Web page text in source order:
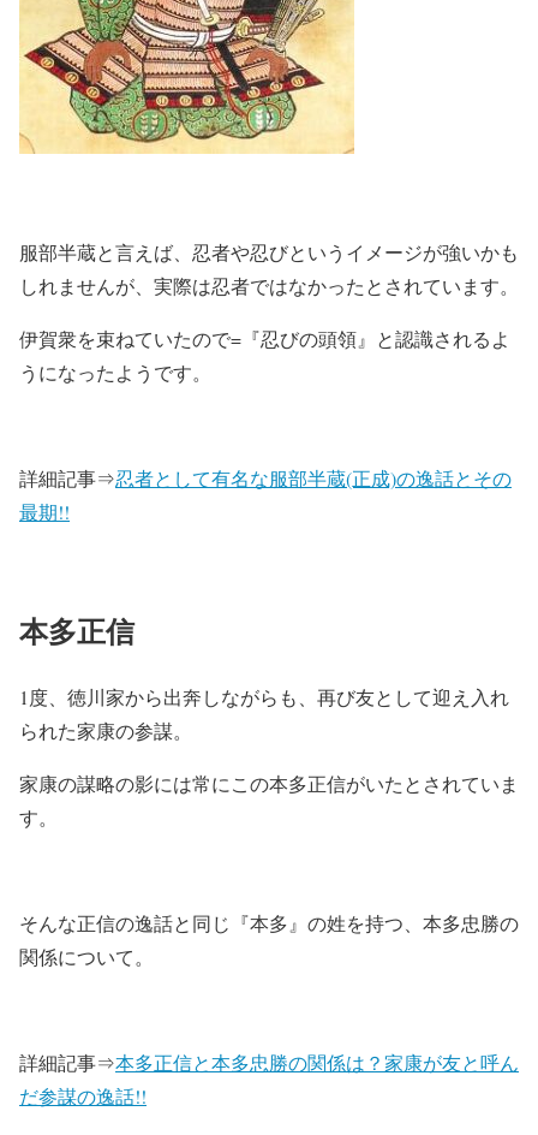
服部半蔵と言えば、忍者や忍びというイメージが強いかも
しれませんが、実際は忍者ではなかったとされています。
伊賀衆を束ねていたので=『忍びの頭領』と認識されるよ
うになったようです。
詳細記事⇒忍者として有名な服部半蔵(正成)の逸話とその
最期!!
本多正信
1度、徳川家から出奔しながらも、再び友として迎え入れ
られた家康の参謀。
家康の謀略の影には常にこの本多正信がいたとされていま
す。
そんな正信の逸話と同じ『本多』の姓を持つ、本多忠勝の
関係について。
詳細記事⇒本多正信と本多忠勝の関係は？家康が友と呼ん
だ参謀の逸話!!